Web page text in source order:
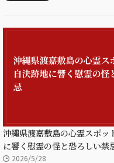
沖縄県渡嘉敷島の心霊スポッ
に響く慰霊の怪と恐ろしい禁
2026/5/28